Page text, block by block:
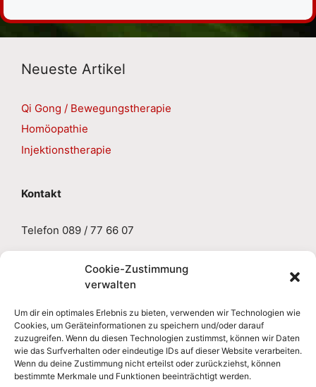
Cookie-Zustimmung
verwalten
Um dir ein optimales Erlebnis zu bieten, verwenden wir Technologien wie
Cookies, um Geräteinformationen zu speichern und/oder darauf
zuzugreifen. Wenn du diesen Technologien zustimmst, können wir Daten
wie das Surfverhalten oder eindeutige IDs auf dieser Website verarbeiten.
Wenn du deine Zustimmung nicht erteilst oder zurückziehst, können
bestimmte Merkmale und Funktionen beeinträchtigt werden.
Neueste Artikel
Qi Gong / Bewegungstherapie
Homöopathie
Injektionstherapie
Kontakt
Telefon 089 / 77 66 07
sabine.gruseck@aol.de
Impressum
Datenschutzerklärung
Cookie-Richtlinie